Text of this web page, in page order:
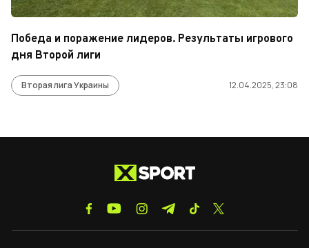
Победа и поражение лидеров. Результаты игрового
дня Второй лиги
Вторая лига Украины 12.04.2025, 23:08